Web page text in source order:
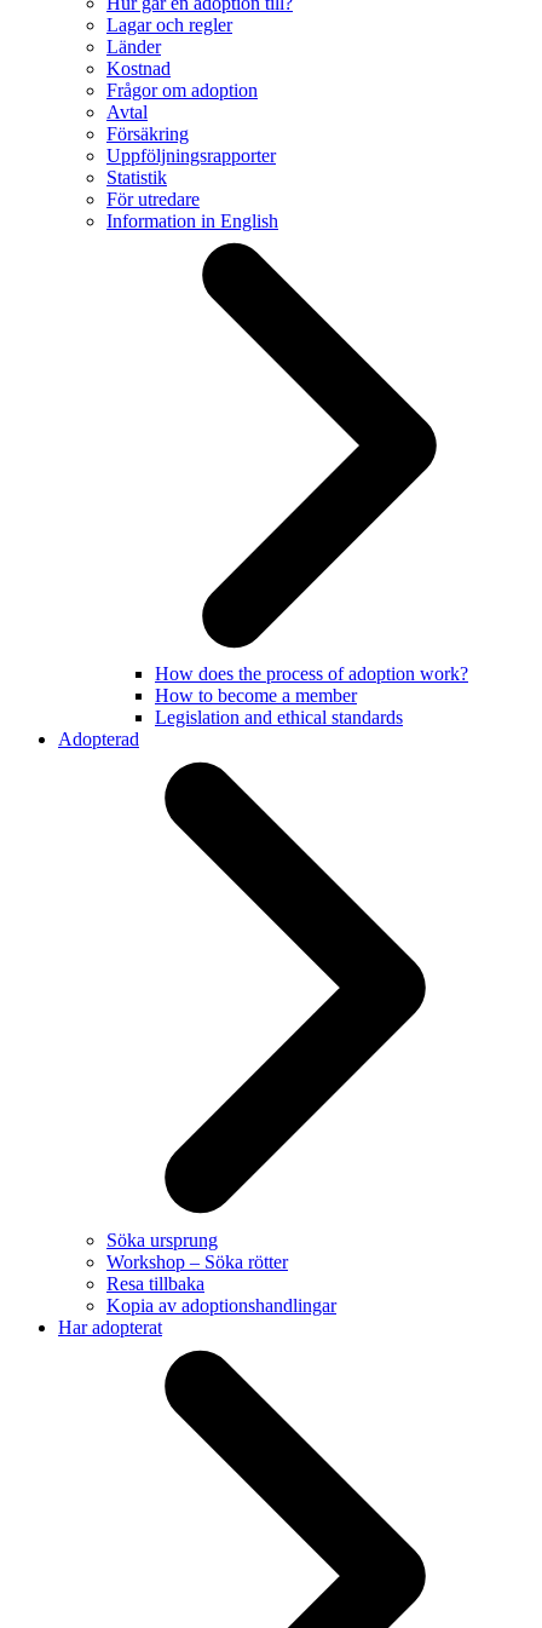
Lagar och regler
Länder
Kostnad
Frågor om adoption
Avtal
Försäkring
Uppföljningsrapporter
Statistik
För utredare
Information in English
How does the process of adoption work?
How to become a member
Legislation and ethical standards
Adopterad
Söka ursprung
Workshop – Söka rötter
Resa tillbaka
Kopia av adoptionshandlingar
Har adopterat